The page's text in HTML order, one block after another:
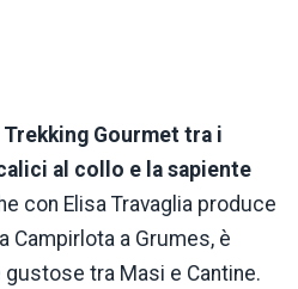
Gourmet tra i
al collo e la sapiente
con Elisa Travaglia produce
Campirlota a Grumes, è
tra Masi e Cantine.